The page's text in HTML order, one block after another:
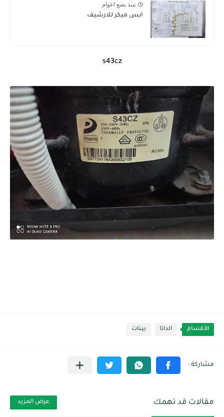
منذ بضع اعوام
ايس ميكر للارشيف
s43cz
الأقسام الداتا بينات
مقالات قد تهمك عرض المزيد